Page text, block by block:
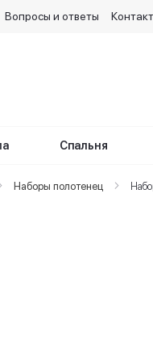
Вопросы и ответы
Спальня
Наборы полотенец